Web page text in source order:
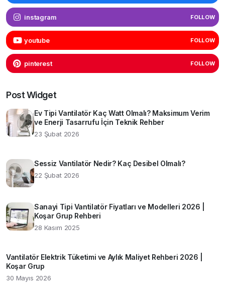
instagram FOLLOW
youtube FOLLOW
pinterest FOLLOW
Post Widget
Ev Tipi Vantilatör Kaç Watt Olmalı? Maksimum Verim
ve Enerji Tasarrufu İçin Teknik Rehber
23 Şubat 2026
Sessiz Vantilatör Nedir? Kaç Desibel Olmalı?
22 Şubat 2026
Sanayi Tipi Vantilatör Fiyatları ve Modelleri 2026 |
Koşar Grup Rehberi
28 Kasım 2025
Vantilatör Elektrik Tüketimi ve Aylık Maliyet Rehberi 2026 |
Koşar Grup
30 Mayıs 2026